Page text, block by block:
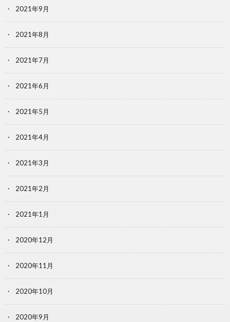
2021年9月
2021年8月
2021年7月
2021年6月
2021年5月
2021年4月
2021年3月
2021年2月
2021年1月
2020年12月
2020年11月
2020年10月
2020年9月